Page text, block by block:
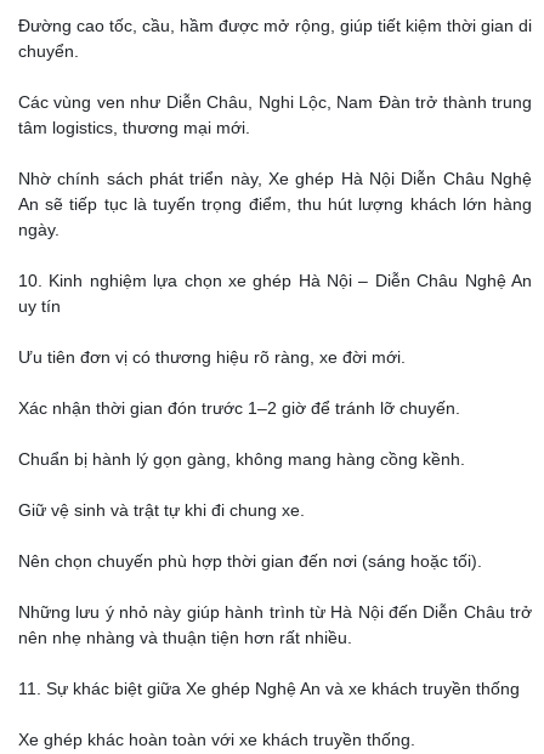
Đường cao tốc, cầu, hầm được mở rộng, giúp tiết kiệm thời gian di
chuyển.
Các vùng ven như Diễn Châu, Nghi Lộc, Nam Đàn trở thành trung
tâm logistics, thương mại mới.
Nhờ chính sách phát triển này, Xe ghép Hà Nội Diễn Châu Nghệ
An sẽ tiếp tục là tuyến trọng điểm, thu hút lượng khách lớn hàng
ngày.
10. Kinh nghiệm lựa chọn xe ghép Hà Nội – Diễn Châu Nghệ An
uy tín
Ưu tiên đơn vị có thương hiệu rõ ràng, xe đời mới.
Xác nhận thời gian đón trước 1–2 giờ để tránh lỡ chuyến.
Chuẩn bị hành lý gọn gàng, không mang hàng cồng kềnh.
Giữ vệ sinh và trật tự khi đi chung xe.
Nên chọn chuyến phù hợp thời gian đến nơi (sáng hoặc tối).
Những lưu ý nhỏ này giúp hành trình từ Hà Nội đến Diễn Châu trở
nên nhẹ nhàng và thuận tiện hơn rất nhiều.
11. Sự khác biệt giữa Xe ghép Nghệ An và xe khách truyền thống
Xe ghép khác hoàn toàn với xe khách truyền thống.